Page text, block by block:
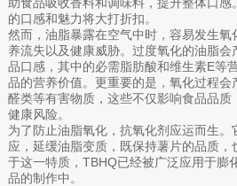
的口感和魅力将大打折扣。
然而，油脂暴露在空气中时，容易发生
养流失以及健康威胁。过度氧化的油脂会
品口感，其中的必需脂肪酸和维生素E等
品的营养价值。更重要的是，氧化过程会
醛类等有害物质，这些不仅影响食品品质
健康风险。
为了防止油脂氧化，抗氧化剂应运而生。
应，延缓油脂变质，既保持薯片的品质
于这一特质，TBHQ已经被广泛应用于膨
品的制作中。